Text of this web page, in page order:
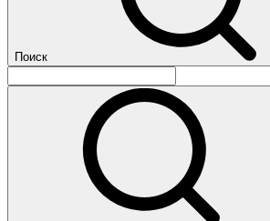
Поиск